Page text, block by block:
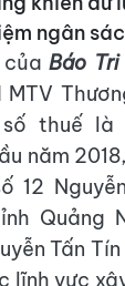
ngân
củaBáo
MTV
thuế là
năm
12
Quảng
Tấn
lĩnh vực